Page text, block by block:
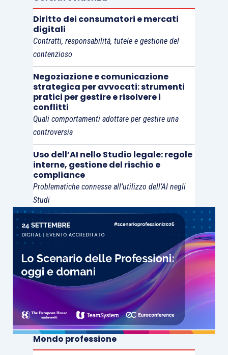
Diritto dei consumatori e mercati
digitali
Contratti, responsabilità, tutele e gestione del
contenzioso
Negoziazione e comunicazione
strategica per avvocati: strumenti
pratici per gestire e risolvere i
conflitti
Quali comportamenti adottare per gestire una
controversia
Uso dell’AI nello Studio legale: regole
interne, gestione del rischio e
compliance
Problematiche connesse all’utilizzo dell’AI negli
Studi
Mondo professione